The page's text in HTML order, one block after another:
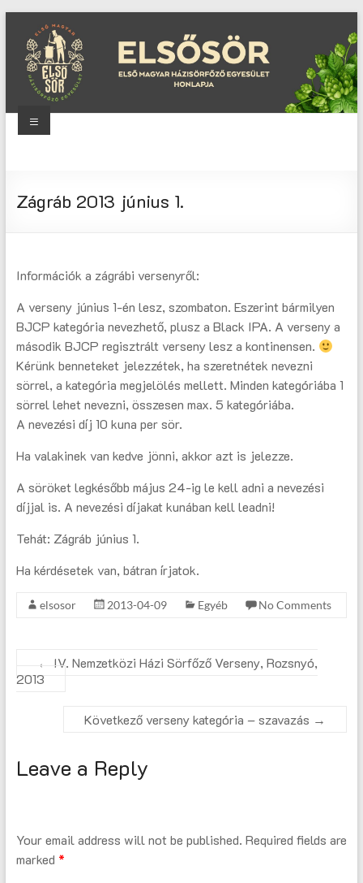
content
Magyar
Menu
Zágráb 2013 június 1.
Információk a zágrábi versenyről:
A verseny június 1-én lesz, szombaton. Eszerint bármilyen
BJCP kategória nevezhető, plusz a Black IPA. A verseny a
második BJCP regisztrált verseny lesz a kontinensen.
Kérünk benneteket jelezzétek, ha szeretnétek nevezni
sörrel, a kategória megjelölés mellett. Minden kategóriába 1
sörrel lehet nevezni, összesen max. 5 kategóriába.
A nevezési díj 10 kuna per sör.
Ha valakinek van kedve jönni, akkor azt is jelezze.
A söröket legkésőbb május 24-ig le kell adni a nevezési
díjjal is. A nevezési díjakat kunában kell leadni!
Tehát: Zágráb június 1.
Ha kérdésetek van, bátran írjatok.
elsosor 2013-04-09 Egyéb No Comments
←
IV. Nemzetközi Házi Sörfőző Verseny, Rozsnyó,
2013
Következő verseny kategória – szavazás →
Leave a Reply
Your email address will not be published. Required fields are
marked *